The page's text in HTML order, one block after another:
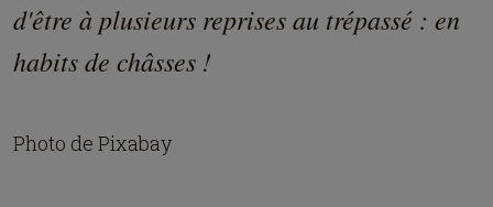
d'être à plusieurs reprises au trépassé : en
habits de châsses !
Photo de Pixabay